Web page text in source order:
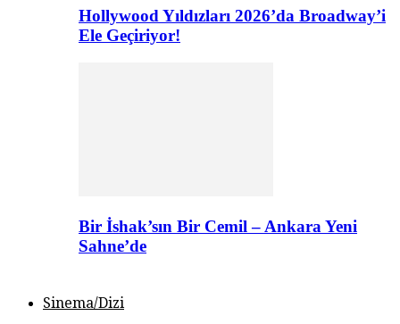
Hollywood Yıldızları 2026’da Broadway’i
Ele Geçiriyor!
Bir İshak’sın Bir Cemil – Ankara Yeni
Sahne’de
Sinema/Dizi